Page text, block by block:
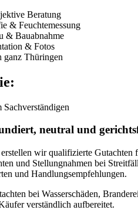
Beratung
& Feuchtemessung
& Bauabnahme
& Fotos
ganz Thüringen
neutral und
wir qualifizierte
und Stellungnahmen bei
und Handlungsempfehlungen.
bei Wasserschäden,
verständlich aufbereitet.